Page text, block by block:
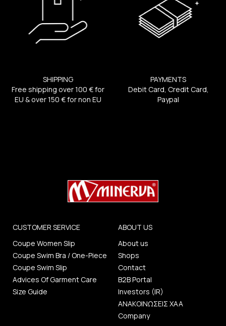
SHIPPING
Free shipping over 100 € for
EU & over 150 € for non EU
PAYMENTS
Debit Card, Credit Card,
Paypal
CUSTOMER SERVICE
Coupe Women Slip
Coupe Swim Bra / One-Piece
Coupe Swim Slip
Advices Of Garment Care
Size Guide
ABOUT US
About us
Shops
Contact
B2B Portal
Investors (IR)
ΑΝΑΚΟΙΝΩΣΕΙΣ ΧΑΑ
Company